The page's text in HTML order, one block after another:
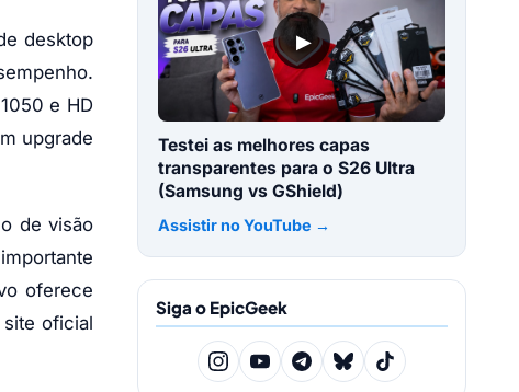
desktop
e HD
upgrade
de visão
oferece
oficial
▶
Testei as melhores capas
transparentes para o S26 Ultra
(Samsung vs GShield)
Assistir no YouTube →
Siga o EpicGeek